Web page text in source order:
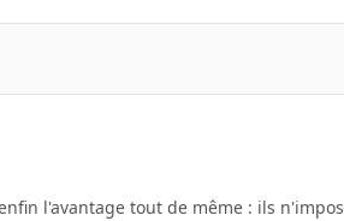
l'avantage tout de même : ils